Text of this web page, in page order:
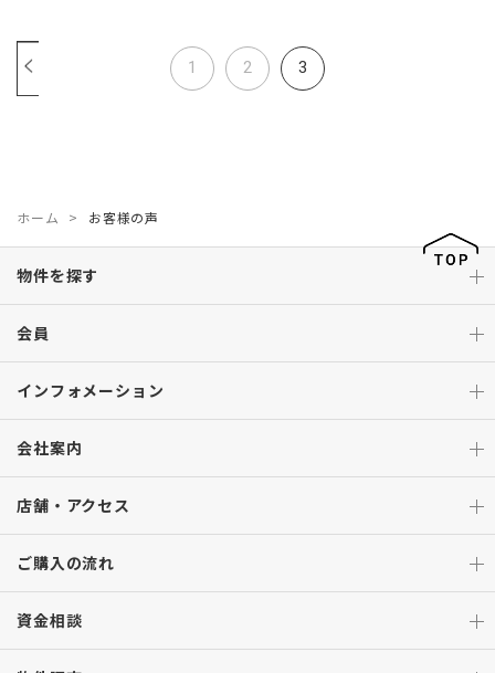
1 2 3
ホーム お客様の声
物件を探す
会員
インフォメーション
会社案内
店舗・アクセス
ご購入の流れ
資金相談